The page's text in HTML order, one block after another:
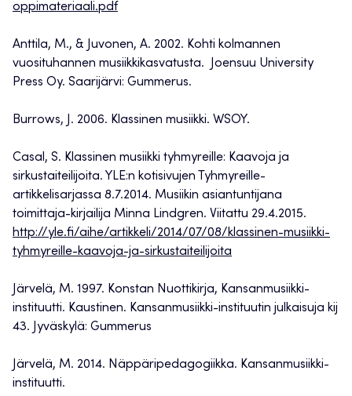
oppimateriaali.pdf
Anttila, M., & Juvonen, A. 2002. Kohti kolmannen
vuosituhannen musiikkikasvatusta. Joensuu University
Press Oy. Saarijärvi: Gummerus.
Burrows, J. 2006. Klassinen musiikki. WSOY.
Casal, S. Klassinen musiikki tyhmyreille: Kaavoja ja
sirkustaiteilijoita. YLE:n kotisivujen Tyhmyreille-
artikkelisarjassa 8.7.2014. Musiikin asiantuntijana
toimittaja-kirjailija Minna Lindgren. Viitattu 29.4.2015.
http://yle.fi/aihe/artikkeli/2014/07/08/klassinen-musiikki-
tyhmyreille-kaavoja-ja-sirkustaiteilijoita
Järvelä, M. 1997. Konstan Nuottikirja, Kansanmusiikki-
instituutti. Kaustinen. Kansanmusiikki-instituutin julkaisuja kij
43. Jyväskylä: Gummerus
Järvelä, M. 2014. Näppäripedagogiikka. Kansanmusiikki-
instituutti.